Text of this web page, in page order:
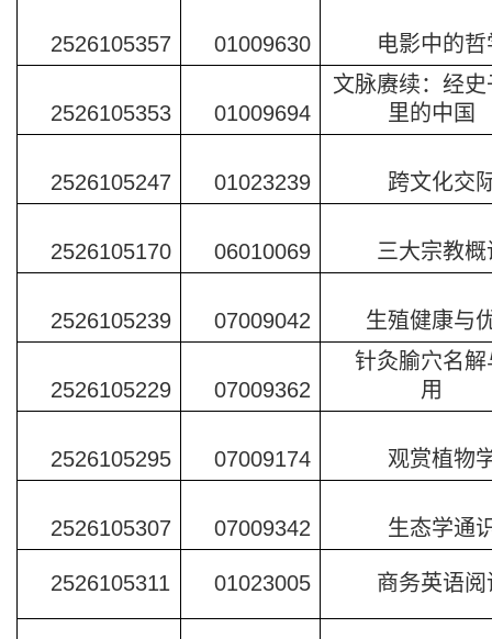
2526105357 01009630 电影中的哲
2526105353 01009694
文脉赓续：经史
里的中国
2526105247 01023239 跨文化交
2526105170 06010069 三大宗教概
2526105239 07009042 生殖健康与
2526105229 07009362
针灸腧穴名解
用
2526105295 07009174 观赏植物
2526105307 07009342 生态学通
2526105311 01023005 商务英语阅